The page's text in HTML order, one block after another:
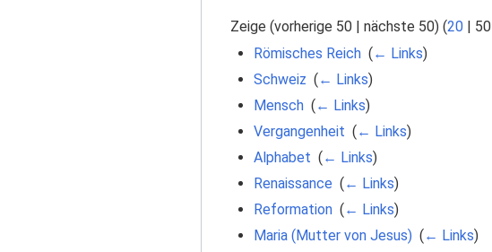
Zeige (vorherige 50 nächste 50) (20 50
Römisches Reich‎ (← Links)
Schweiz (← Links)
Mensch‎ (← Links)
Vergangenheit (← Links)
Alphabet (← Links)
Renaissance (← Links)
Reformation‎ (← Links)
Maria (Mutter von Jesus)‎ (← Links)